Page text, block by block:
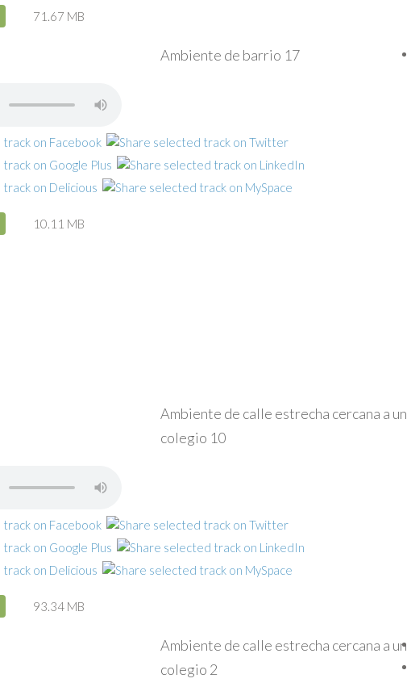
71.67 MB
Ambiente de barrio 17
10.11 MB
Ambiente de calle estrecha cercana a un
colegio 10
93.34 MB
Ambiente de calle estrecha cercana a un
colegio 2